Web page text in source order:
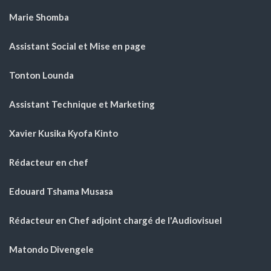
Marie Shomba
Assistant Social et Mise en page
Tonton Lounda
Assistant Technique et Marketing
Xavier Kusika Kyofa Kinto
Rédacteur en chef
Edouard Tshama Musasa
Rédacteur en Chef adjoint chargé de l'Audiovisuel
Matondo Divengele